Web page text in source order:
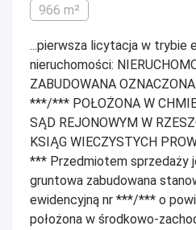
966 m²
...pierwsza licytacja w trybie
nieruchomości:
ZABUDOWANA
***/*** POŁOŻONA W
SĄD REJONOWYM W
KSIĄG WIECZYSTYCH
*** Przedmiotem sprzedaży
gruntowa zabudowana
ewidencyjną nr ***/*** o
położona w środkowo-